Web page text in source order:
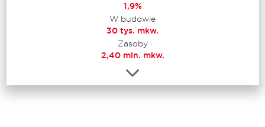
1,9%
W budowie
30 tys. mkw.
Zasoby
2,40 mln. mkw.